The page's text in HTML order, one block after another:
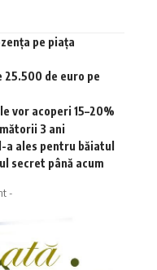
pe piața
25.500 de euro pe
vor acoperi 15–20%
3 ani
a ales pentru băiatul
secret până acum
-